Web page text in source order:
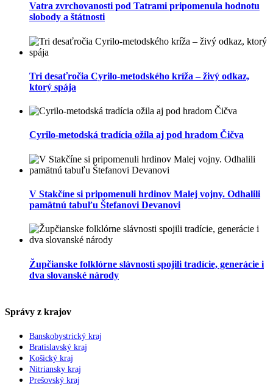
Vatra zvrchovanosti pod Tatrami pripomenula hodnotu
slobody a štátnosti
Tri desaťročia Cyrilo-metodského kríža – živý odkaz,
ktorý spája
Cyrilo-metodská tradícia ožila aj pod hradom Čičva
V Stakčíne si pripomenuli hrdinov Malej vojny. Odhalili
pamätnú tabuľu Štefanovi Devanovi
Župčianske folklórne slávnosti spojili tradície, generácie i
dva slovanské národy
Správy z krajov
Banskobystrický kraj
Bratislavský kraj
Košický kraj
Nitriansky kraj
Prešovský kraj